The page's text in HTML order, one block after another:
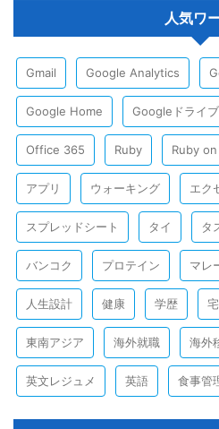
人気ワ
Gmail Google Analytics
Google Home Googleドライブ
Office 365 Ruby Ruby on
アプリ ウォーキング エク
スプレッドシート タイ タ
バンコク プロテイン マレ
人生設計 健康 学歴
東南アジア 海外就職 海外
英文レジュメ 英語 食事管